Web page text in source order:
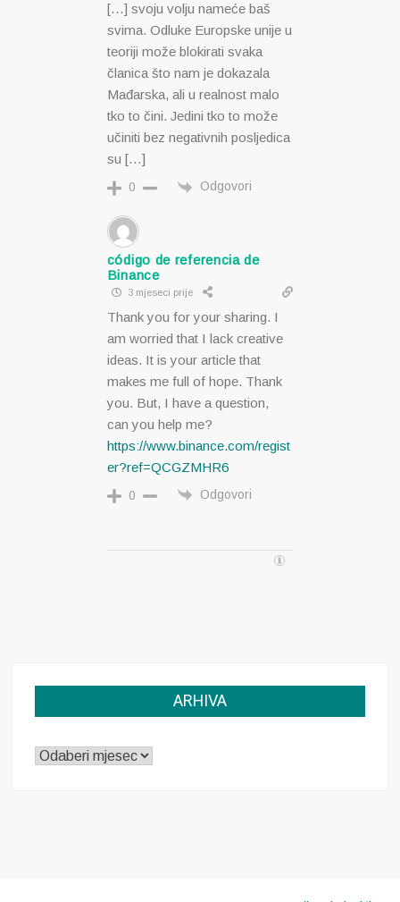
[…] svoju volju nameće baš
svima. Odluke Europske unije u
teoriji može blokirati svaka
članica što nam je dokazala
Mađarska, ali u realnost malo
tko to čini. Jedini tko to može
učiniti bez negativnih posljedica
su […]
0 Odgovori
código de referencia de
Binance
3 mjeseci prije
Thank you for your sharing. I
am worried that I lack creative
ideas. It is your article that
makes me full of hope. Thank
you. But, I have a question,
can you help me?
https://www.binance.com/regist
er?ref=QCGZMHR6
0 Odgovori
ARHIVA
ARHIVA